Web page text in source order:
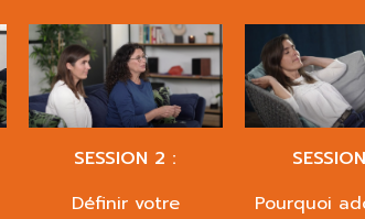
SESSION 2 :
Définir votre
Pourquoi